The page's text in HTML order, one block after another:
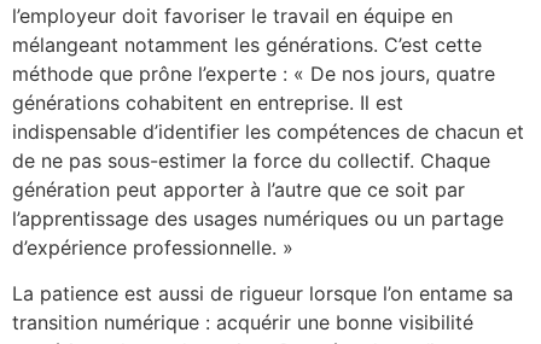
l’employeur doit favoriser le travail en équipe en
mélangeant notamment les générations. C’est cette
méthode que prône l’experte : « De nos jours, quatre
générations cohabitent en entreprise. Il est
indispensable d’identifier les compétences de chacun et
de ne pas sous-estimer la force du collectif. Chaque
génération peut apporter à l’autre que ce soit par
l’apprentissage des usages numériques ou un partage
d’expérience professionnelle. »
La patience est aussi de rigueur lorsque l’on entame sa
transition numérique : acquérir une bonne visibilité